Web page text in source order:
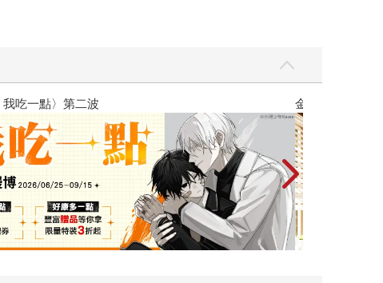
金石堂2026海外優惠：電子書